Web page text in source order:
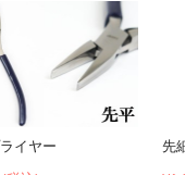
イヤー
先